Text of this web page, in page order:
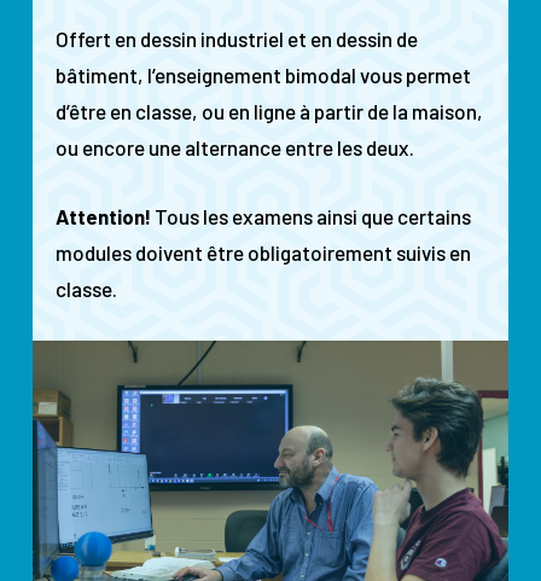
Offert en dessin industriel et en dessin de
bâtiment, l’enseignement bimodal vous permet
d’être en classe, ou en ligne à partir de la maison,
ou encore une alternance entre les deux.
Attention! Tous les examens ainsi que certains
modules doivent être obligatoirement suivis en
classe.